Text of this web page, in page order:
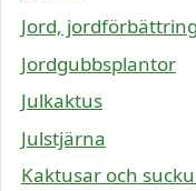
Jord,
Jordgubbsplantor
Julkaktus
Julstjärna
Kaktusar och